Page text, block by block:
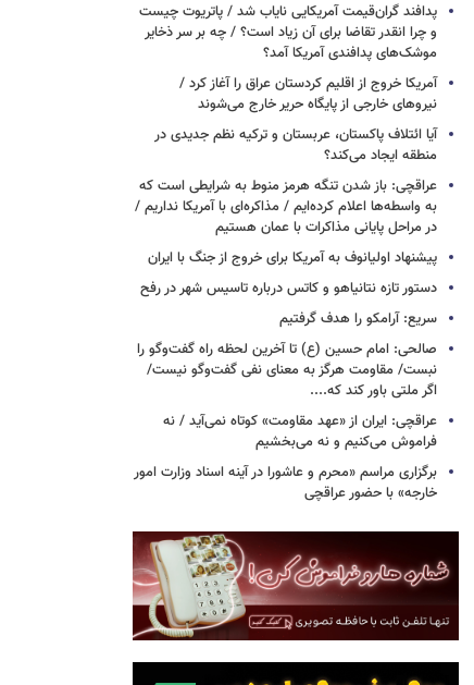
پدافند گران‌قیمت آمریکایی نایاب شد / پاتریوت چیست
و چرا انقدر تقاضا برای آن زیاد است؟ / چه بر سر ذخایر
موشک‌های پدافندی آمریکا آمد؟
آمریکا خروج از اقلیم کردستان عراق را آغاز کرد /
نیروهای خارجی از پایگاه حریر خارج می‌شوند
آیا ائتلاف پاکستان، عربستان و ترکیه نظم جدیدی در
منطقه ایجاد می‌کند؟
عراقچی: باز شدن تنگه هرمز منوط به شرایطی است که
به واسطه‌ها اعلام کرده‌ایم / مذاکره‌ای با آمریکا نداریم /
در مراحل پایانی مذاکرات با عمان هستیم
پیشنهاد اولیانوف به آمریکا برای خروج از جنگ با ایران
دستور تازه نتانیاهو و کاتس درباره تاسیس شهر در رفح
سریع: آرامکو را هدف گرفتیم
صالحی: امام حسین (ع) تا آخرین لحظه راه گفت‌وگو را
نبست/ مقاومت هرگز به معنای نفی گفت‌وگو نیست/
اگر ملتی باور کند که....
عراقچی: ایران از «عهد مقاومت» کوتاه نمی‌آید / نه
فراموش می‌کنیم و نه می‌بخشیم
برگزاری مراسم «محرم و عاشورا در آینه اسناد وزارت امور
خارجه» با حضور عراقچی